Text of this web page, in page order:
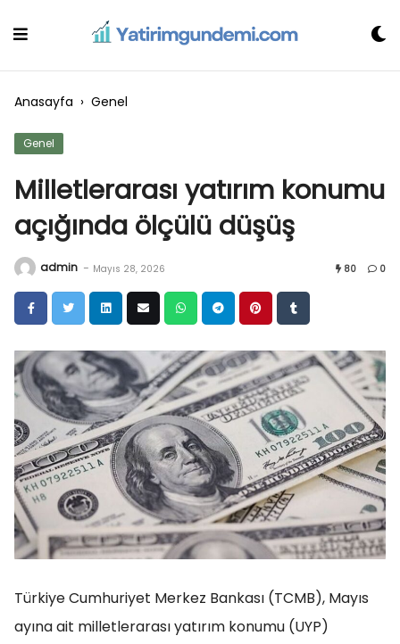
Anasayfa › Genel
Genel
Milletlerarası yatırım konumu
açığında ölçülü düşüş
admin - Mayıs 28, 2026 80 0
Türkiye Cumhuriyet Merkez Bankası (TCMB), Mayıs
ayına ait milletlerarası yatırım konumu (UYP)